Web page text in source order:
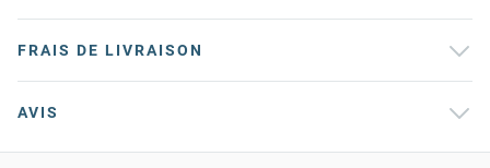
FRAIS DE LIVRAISON
AVIS